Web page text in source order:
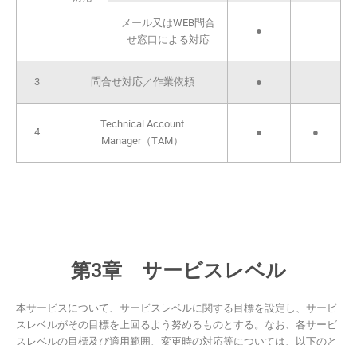
メール又はWEB問合
せ窓口による対応
●
3 問合せ対応／作業依頼 ●
4
Technical Account
Manager（TAM）
● ●
第3章 サービスレベル
本サービスについて、サービスレベルに関する目標を設定し、サービ
スレベルがその目標を上回るよう努めるものとする。なお、各サービ
スレベルの目標及び適用範囲、変更時の対応等については、以下のと